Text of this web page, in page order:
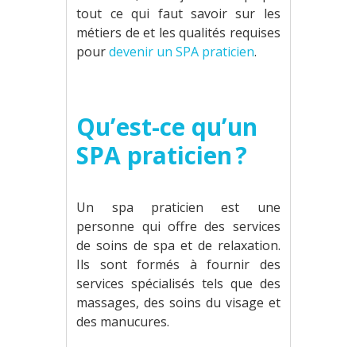
tout ce qui faut savoir sur les
métiers de et les qualités requises
pourdevenir un SPA praticien.
Qu’est-ce qu’un
SPA praticien ?
Un spa praticien est une
personne qui offre des services
de soins de spa et de relaxation.
Ils sont formés à fournir des
services spécialisés tels que des
massages, des soins du visage et
des manucures.